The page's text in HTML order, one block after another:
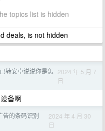
topics list is hidden
deals, is not hidden
转安卓说说你是怎 2024 年 5 月 7
日
备啊
告的条码识别
2024 年 4 月 30
日